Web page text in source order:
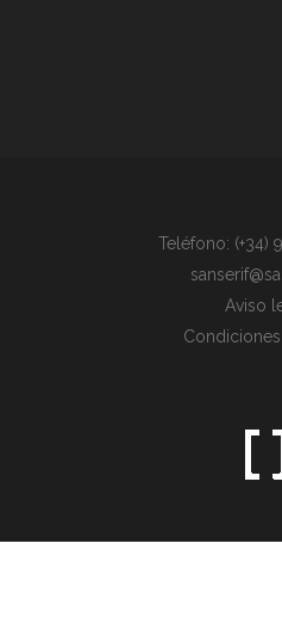
Teléfono: (+34)
Aviso